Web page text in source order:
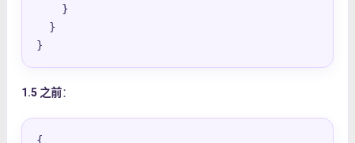
    }
  }
}
1.5 之前：
{